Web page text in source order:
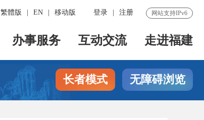
网站支持IPv6
登录 注册
繁體版 EN 移动版
办事服务 互动交流 走进福建
长者模式 无障碍浏览